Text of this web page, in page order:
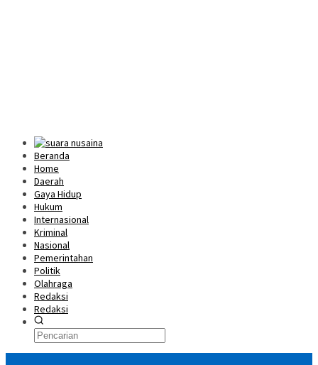
Beranda
Home
Daerah
Gaya Hidup
Hukum
Internasional
Kriminal
Nasional
Pemerintahan
Politik
Olahraga
Redaksi
Redaksi